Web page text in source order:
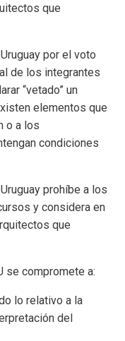
que
por el voto
de los integrantes
“vetado” un
elementos que
o a los
condiciones
prohíbe a los
y considera en
que
se compromete a:
lo relativo a la
del